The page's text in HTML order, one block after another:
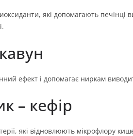
які допомагають печінці
ефект і допомагає ниркам
– кефір
які відновлюють мікрофлору